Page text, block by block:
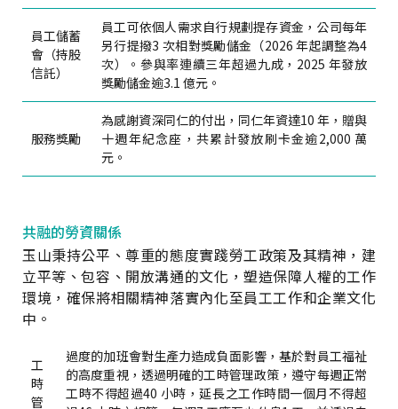
員工儲蓄
會（持股
信託）
員工可依個人需求自行規劃提存資金，公司每年
另行提撥3 次相對獎勵儲金（2026 年起調整為4
次）。參與率連續三年超過九成，2025 年發放
獎勵儲金逾3.1 億元。
服務獎勵
為感謝資深同仁的付出，同仁年資達10 年，贈與
十週年紀念座，共累計發放刷卡金逾2,000 萬
元。
共融的勞資關係
玉山秉持公平、尊重的態度實踐勞工政策及其精神，建
立平等、包容、開放溝通的文化，塑造保障人權的工作
環境，確保將相關精神落實內化至員工工作和企業文化
中。
工
時
管
過度的加班會對生產力造成負面影響，基於對員工福祉
的高度重視，透過明確的工時管理政策，遵守每週正常
工時不得超過40 小時，延長之工作時間一個月不得超